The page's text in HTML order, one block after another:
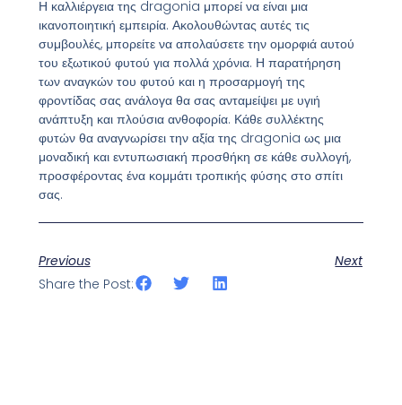
Η καλλιέργεια της dragonia μπορεί να είναι μια
ικανοποιητική εμπειρία. Ακολουθώντας αυτές τις
συμβουλές, μπορείτε να απολαύσετε την ομορφιά αυτού
του εξωτικού φυτού για πολλά χρόνια. Η παρατήρηση
των αναγκών του φυτού και η προσαρμογή της
φροντίδας σας ανάλογα θα σας ανταμείψει με υγιή
ανάπτυξη και πλούσια ανθοφορία. Κάθε συλλέκτης
φυτών θα αναγνωρίσει την αξία της dragonia ως μια
μοναδική και εντυπωσιακή προσθήκη σε κάθε συλλογή,
προσφέροντας ένα κομμάτι τροπικής φύσης στο σπίτι
σας.
Previous
Next
Share the Post: